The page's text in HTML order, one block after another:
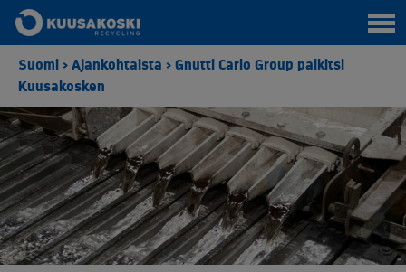
Suomi > Ajankohtaista > Gnutti Carlo Group palkitsi
Kuusakosken